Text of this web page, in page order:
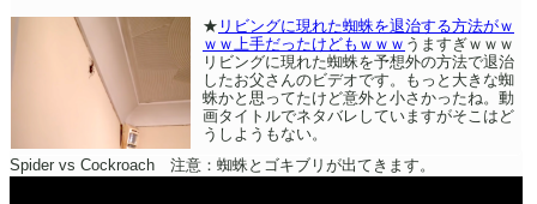
★ リビングに現れた蜘蛛を退治する方法がｗ
ｗｗ上手だったけどもｗｗｗ うますぎｗｗｗ
リビングに現れた蜘蛛を予想外の方法で退治
したお父さんのビデオです。もっと大きな蜘
蛛かと思ってたけど意外と小さかったね。動
画タイトルでネタバレしていますがそこはど
うしようもない。
Spider vs Cockroach 注意：蜘蛛とゴキブリが出てきます。